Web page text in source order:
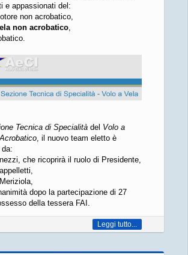
e appassionati del:
non acrobatico,
non acrobatico,
Tecnica di Specialitàdel Volo a
, il nuovo team eletto è
che ricoprirà il ruolo di Presidente,
dopo la partecipazione di 27
della tessera FAI.
Leggi tutto...